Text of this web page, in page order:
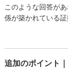
このような回答が
係が築かれている証
追加のポイント